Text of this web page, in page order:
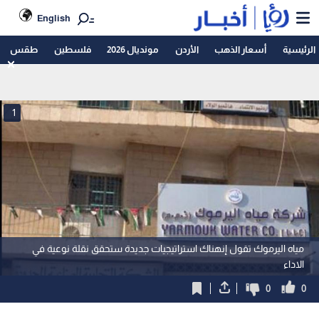
English
الرئيسية أسعار الذهب الأردن مونديال 2026 فلسطين طقس
مياه اليرموك تقول إنهناك استراتيجيات جديدة ستحقق نقلة نوعية في
الاداء
1
0
0